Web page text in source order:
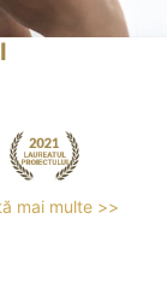
mai multe >>